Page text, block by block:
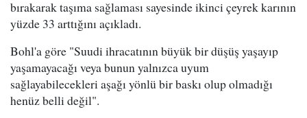
bırakarak taşıma sağlaması sayesinde ikinci çeyrek karının
yüzde 33 arttığını açıkladı.
Bohl'a göre "Suudi ihracatının büyük bir düşüş yaşayıp
yaşamayacağı veya bunun yalnızca uyum
sağlayabilecekleri aşağı yönlü bir baskı olup olmadığı
henüz belli değil".